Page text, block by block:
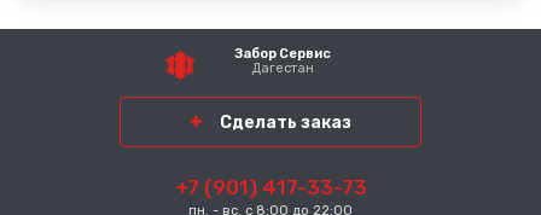
Забор Сервис
Дагестан
Сделать заказ
+7 (901) 417-33-73
пн. - вс. с 8:00 до 22:00